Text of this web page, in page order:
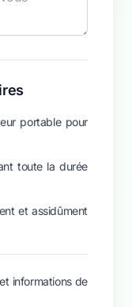
portable pour
toute la durée
et assidûment
informations de